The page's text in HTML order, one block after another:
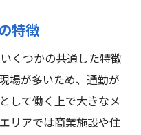
ニティの重要性
の心構え
駅近くでの未経験者
特徴
くつかの共通した特徴
場が多いため、通勤が
して働く上で大きなメ
リアでは商業施設や住